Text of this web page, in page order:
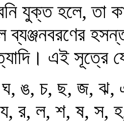
যুক্ত হলে, তা
ব্যঞ্জনবরণের
এই সূত্রে
ঙ, চ, ছ, জ, ঝ,
য, র, ল, শ, ষ,